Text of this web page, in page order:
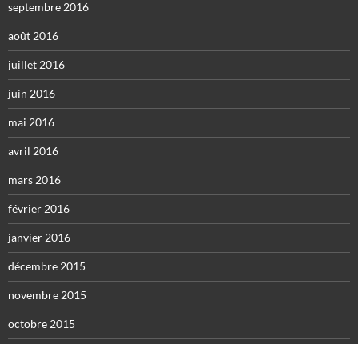
septembre 2016
août 2016
juillet 2016
juin 2016
mai 2016
avril 2016
mars 2016
février 2016
janvier 2016
décembre 2015
novembre 2015
octobre 2015